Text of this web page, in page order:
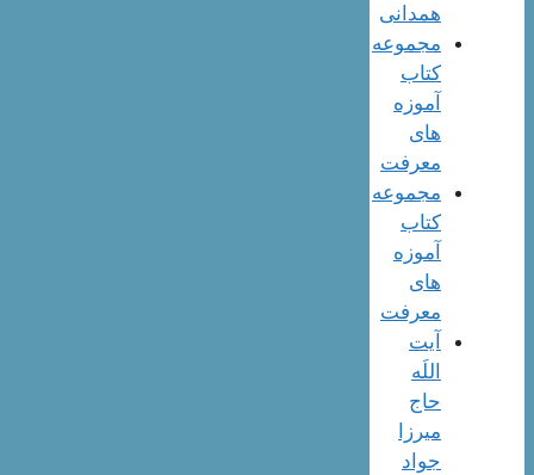
همدانی
مجموعه
کتاب
آموزه
های
معرفت
مجموعه
کتاب
آموزه
های
معرفت
آیت
اللَه
حاج
میرزا
جواد